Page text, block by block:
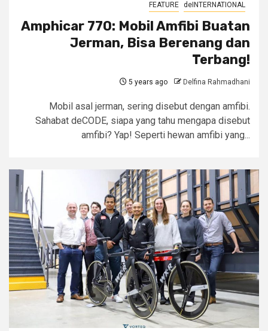
FEATURE deINTERNATIONAL
Amphicar 770: Mobil Amfibi Buatan
Jerman, Bisa Berenang dan
Terbang!
5 years ago Delfina Rahmadhani
Mobil asal jerman, sering disebut dengan amfibi.
Sahabat deCODE, siapa yang tahu mengapa disebut
amfibi? Yap! Seperti hewan amfibi yang...